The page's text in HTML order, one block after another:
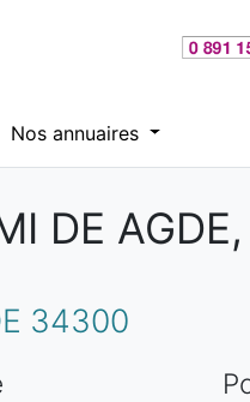
Nos annuaires
DE
34300